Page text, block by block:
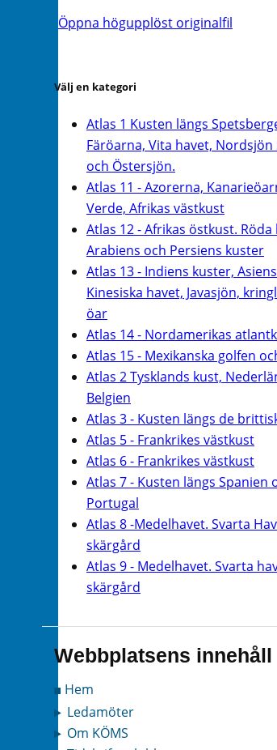
Öppna högupplöst originalfil
Välj en kategori
Atlas 1 Kusten längs
Färöarna, Vita havet, Nordsjön
och Östersjön.
Atlas 11 - Azorerna,
Verde, Afrikas västkust
Atlas 12 - Afrikas östkust. Röda
Arabiens och Persiens kuster
Atlas 13 - Indiens kuster,
Kinesiska havet, Javasjön,
öar
Atlas 14 - Nordamerikas
Atlas 15 - Mexikanska golfen
Atlas 2 Tysklands kust,
Belgien
Atlas 3 - Kusten längs de
Atlas 5 - Frankrikes västkust
Atlas 6 - Frankrikes västkust
Atlas 7 - Kusten längs Spanien
Portugal
Atlas 8 -Medelhavet. Svarta
skärgård
Atlas 9 - Medelhavet. Svarta
skärgård
Webbplatsens innehåll
Hem
Ledamöter
Om KÖMS